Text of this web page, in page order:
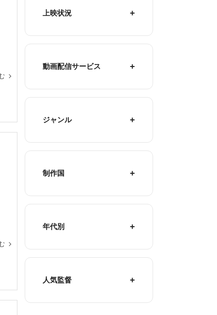
上映状況
動画配信サービス
ジャンル
制作国
年代別
人気監督